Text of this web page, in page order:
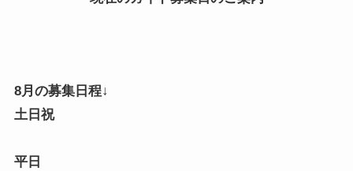
8月の募集日程↓
土日祝
平日